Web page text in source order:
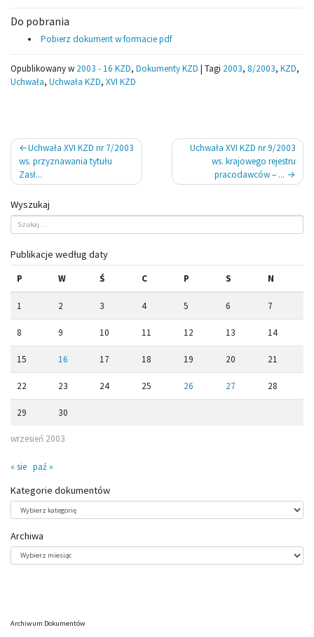
Do pobrania
Pobierz dokument w formacie pdf
Opublikowany w 2003 - 16 KZD, Dokumenty KZD | Tagi 2003, 8/2003, KZD,
Uchwała, Uchwała KZD, XVI KZD
Nawigacja
wpisu
Uchwała XVI KZD nr 7/2003
ws. przyznawania tytułu
Zasł...
Uchwała XVI KZD nr 9/2003
ws. krajowego rejestru
pracodawców – ...
Wyszukaj
Publikacje według daty
wrzesień 2003
P W Ś C P S N
1 2 3 4 5 6 7
8 9 10 11 12 13 14
15 16 17 18 19 20 21
22 23 24 25 26 27 28
29 30
« sie paź »
Kategorie dokumentów
dokumentów
Archiwa
Archiwa
Archiwum Dokumentów